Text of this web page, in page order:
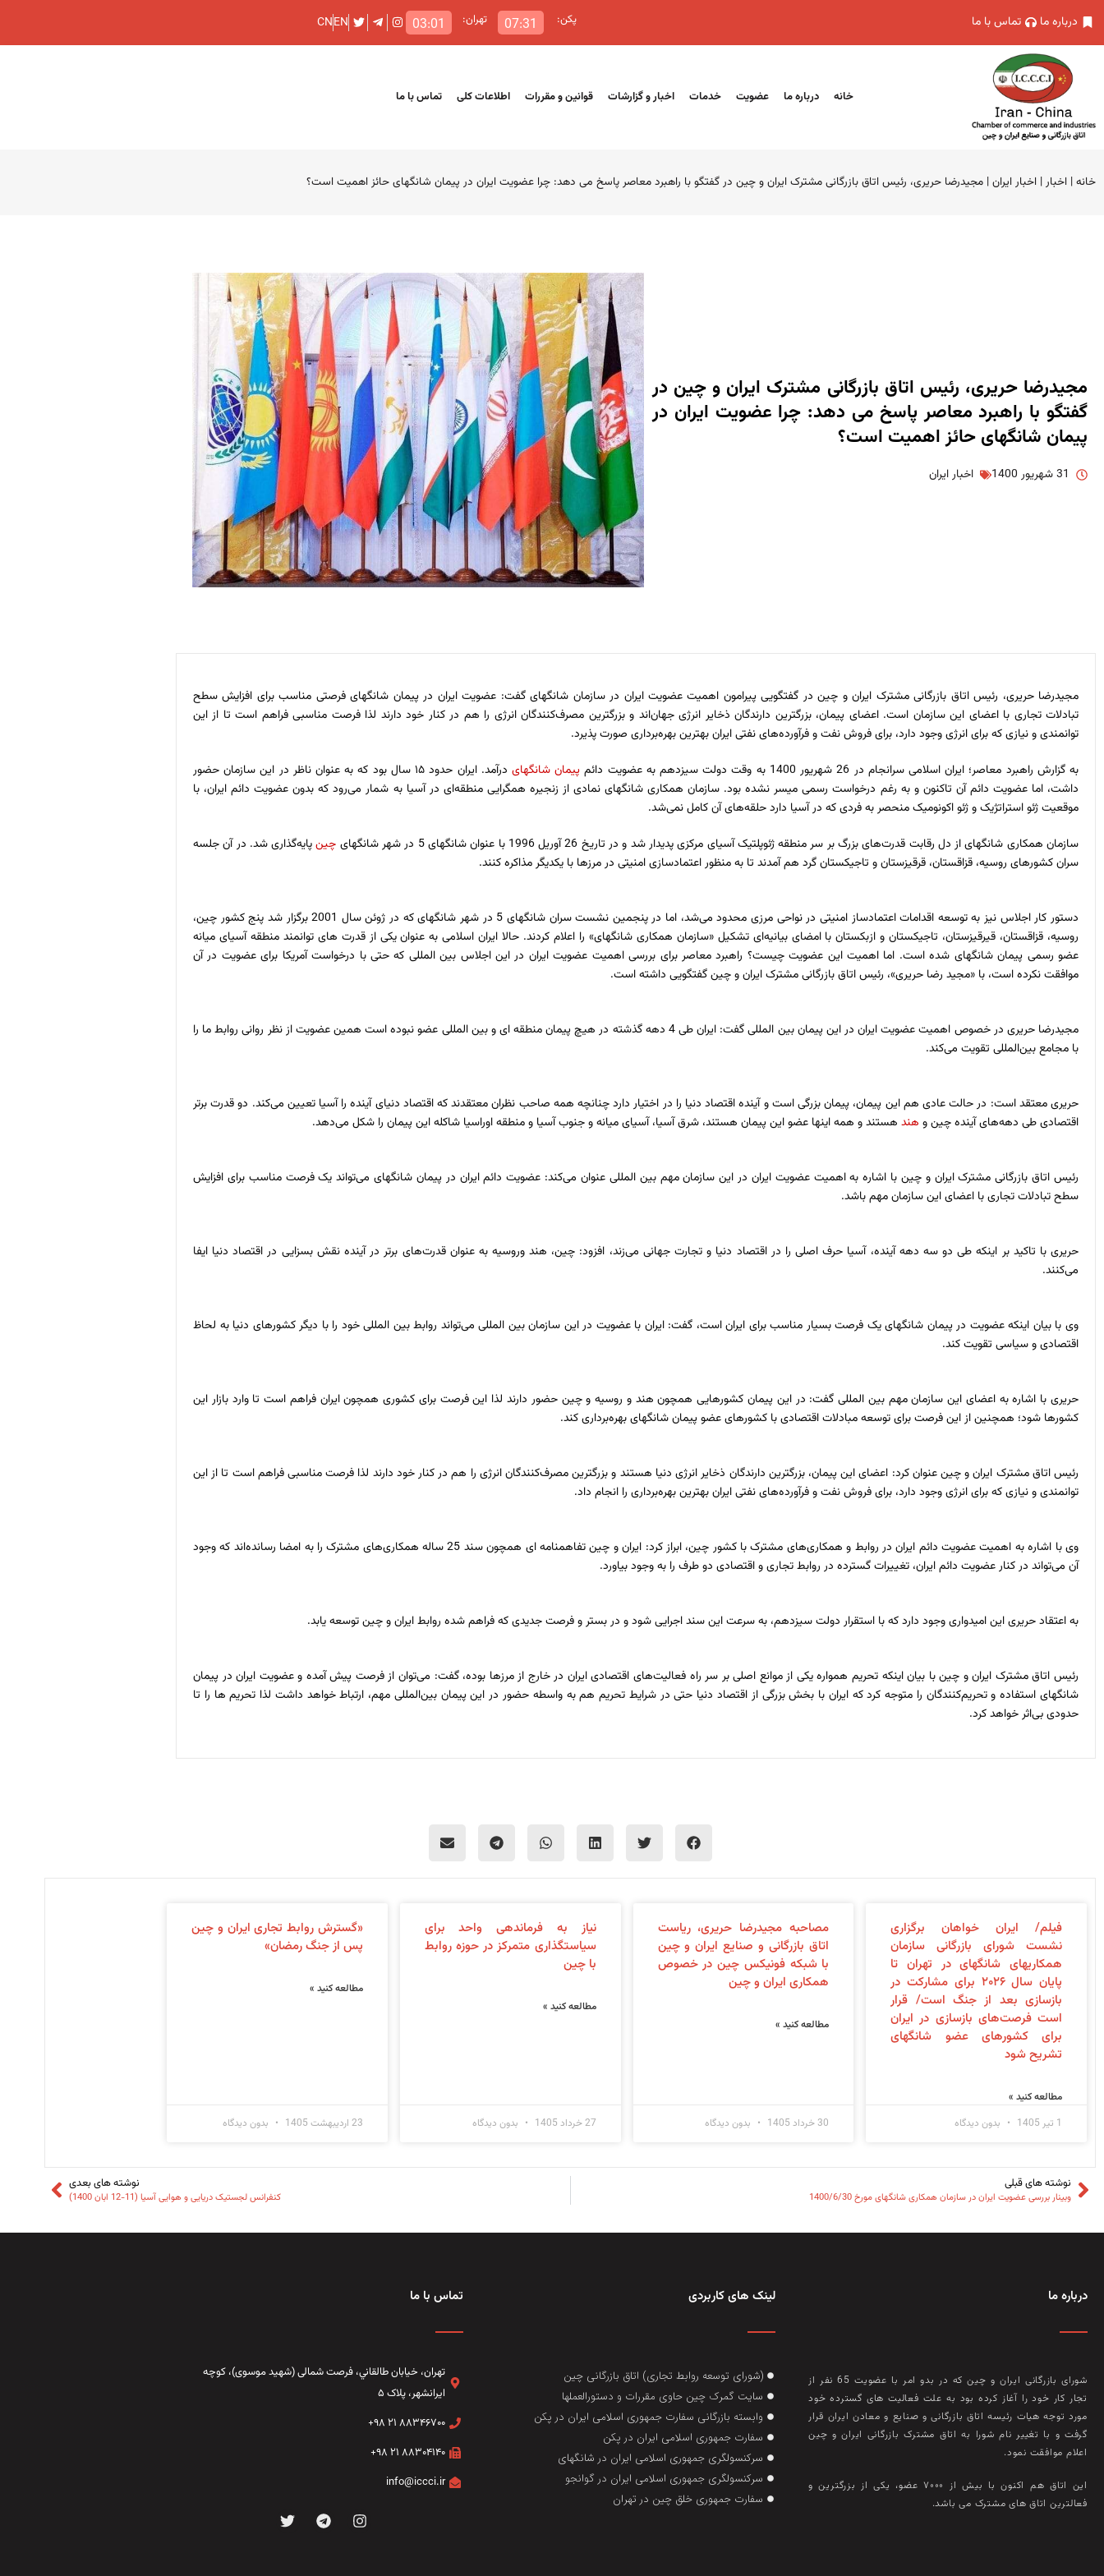
درباره ما تماس با ما پکن: 07:31 تهران: 03:01
EN
CN
خانه درباره ما عضویت خدمات اخبار و گزارشات قوانین و مقررات اطلاعات کلی تماس با ما
خانه| اخبار | اخبار ایران| مجیدرضا حریری، رئیس اتاق بازرگانی مشترک ایران و چین در گفتگو با راهبرد معاصر پاسخ می دهد: چرا عضویت ایران در پیمان شانگهای حائز اهمیت است؟
مجیدرضا حریری، رئیس اتاق بازرگانی مشترک ایران و چین در
گفتگو با راهبرد معاصر پاسخ می دهد: چرا عضویت ایران در
پیمان شانگهای حائز اهمیت است؟
31 شهریور 1400 اخبار ایران
مجیدرضا حریری، رئیس اتاق بازرگانی مشترک ایران و چین در گفتگویی پیرامون اهمیت عضویت ایران در سازمان شانگهای گفت: عضویت ایران در پیمان شانگهای فرصتی مناسب برای افزایش سطح
تبادلات تجاری با اعضای این سازمان است. اعضای پیمان، بزرگترین دارندگان ذخایر انرژی جهان‌اند و بزرگترین مصرف‌کنندگان انرژی را هم در کنار خود دارند لذا فرصت مناسبی فراهم است تا از این
توانمندی و نیازی که برای انرژی وجود دارد، برای فروش نفت و فرآورده‌های نفتی ایران بهترین بهره‌برداری صورت پذیرد.
به گزارش راهبرد معاصر؛ ایران اسلامی سرانجام در 26 شهریور 1400 به وقت دولت سیزدهم به عضویت دائم
پیمان شانگهای
درآمد. ایران حدود ۱۵ سال بود که به عنوان ناظر در این سازمان حضور
داشت، اما عضویت دائم آن تاکنون و به رغم درخواست رسمی میسر نشده بود. سازمان همکاری شانگهای نمادی از زنجیره همگرایی منطقه‌ای در آسیا به شمار می‌رود که بدون عضویت دائم ایران، با
موقعیت ژئو استراتژیک و ژئو اکونومیک منحصر به فردی که در آسیا دارد حلقه‌های آن کامل نمی‌شد.
سازمان همکاری شانگهای از دل رقابت قدرت‌های بزرگ بر سر منطقه ژئوپلتیک آسیای مرکزی پدیدار شد و در تاریخ 26 آوریل 1996 با عنوان شانگهای 5 در شهر شانگهای
چینپایه‌گذاری شد. در آن جلسه
سران کشورهای روسیه، قزاقستان، قرقیزستان و تاجیکستان گرد هم آمدند تا به منظور اعتمادسازی امنیتی در مرزها با یکدیگر مذاکره کنند.
دستور کار اجلاس نیز به توسعه اقدامات اعتمادساز امنیتی در نواحی مرزی محدود می‌شد، اما در پنجمین نشست سران شانگهای 5 در شهر شانگهای که در ژوئن سال 2001 برگزار شد پنج کشور چین،
روسیه، قزاقستان، قیرقیزستان، تاجیکستان و ازبکستان با امضای بیانیه‌ای تشکیل «سازمان همکاری شانگهای» را اعلام کردند. حالا ایران اسلامی به عنوان یکی از قدرت های توانمند منطقه آسیای میانه
عضو رسمی پیمان شانگهای شده است. اما اهمیت این عضویت چیست؟ راهبرد معاصر برای بررسی اهمیت عضویت ایران در این اجلاس بین المللی که حتی با درخواست آمریکا برای عضویت در آن
موافقت نکرده است، با «مجید رضا حریری»، رئیس اتاق بازرگانی مشترک ایران و چین گفتگویی داشته است.
مجیدرضا حریری در خصوص اهمیت عضویت ایران در این پیمان بین المللی گفت: ایران طی 4 دهه گذشته در هیچ پیمان منطقه ای و بین المللی عضو نبوده است همین عضویت از نظر روانی روابط ما را
با مجامع بین‌المللی تقویت می‌کند.
حریری معتقد است: در حالت عادی هم این پیمان، پیمان بزرگی است و آینده اقتصاد دنیا را در اختیار دارد چنانچه همه صاحب نظران معتقدند که اقتصاد دنیای آینده را آسیا تعیین می‌کند. دو قدرت برتر
اقتصادی طی دهه‌های آینده چین و هند هستند و همه اینها عضو این پیمان هستند، شرق آسیا، آسیای میانه و جنوب آسیا و منطقه اوراسیا شاکله این پیمان را شکل می‌دهد.
رئیس اتاق بازرگانی مشترک ایران و چین با اشاره به اهمیت عضویت ایران در این سازمان مهم بین المللی عنوان می‌کند: عضویت دائم ایران در پیمان شانگهای می‌تواند یک فرصت مناسب برای افزایش
سطح تبادلات تجاری با اعضای این سازمان مهم باشد.
حریری با تاکید بر اینکه طی دو سه دهه آینده، آسیا حرف اصلی را در اقتصاد دنیا و تجارت جهانی می‌زند، افزود: چین، هند وروسیه به عنوان قدرت‌های برتر در آینده نقش بسزایی در اقتصاد دنیا ایفا
می‌کنند.
وی با بیان اینکه عضویت در پیمان شانگهای یک فرصت بسیار مناسب برای ایران است، گفت: ایران با عضویت در این سازمان بین المللی می‌تواند روابط بین المللی خود را با دیگر کشورهای دنیا به لحاظ
اقتصادی و سیاسی تقویت کند.
حریری با اشاره به اعضای این سازمان مهم بین المللی گفت: در این پیمان کشورهایی همچون هند و روسیه و چین حضور دارند لذا این فرصت برای کشوری همچون ایران فراهم است تا وارد بازار این
کشورها شود؛ همچنین از این فرصت برای توسعه مبادلات اقتصادی با کشورهای عضو پیمان شانگهای بهره‌برداری کند.
رئیس اتاق مشترک ایران و چین عنوان کرد: اعضای این پیمان، بزرگترین دارندگان ذخایر انرژی دنیا هستند و بزرگترین مصرف‌کنندگان انرژی را هم در کنار خود دارند لذا فرصت مناسبی فراهم است تا از این
توانمندی و نیازی که برای انرژی وجود دارد، برای فروش نفت و فرآورده‌های نفتی ایران بهترین بهره‌برداری را انجام داد.
وی با اشاره به اهمیت عضویت دائم ایران در روابط و همکاری‌های مشترک با کشور چین، ابراز کرد: ایران و چین تفاهمنامه ای همچون سند 25 ساله همکاری‌های مشترک را به امضا رسانده‌اند که وجود
آن می‌تواند در کنار عضویت دائم ایران، تغییرات گسترده در روابط تجاری و اقتصادی دو طرف را به وجود بیاورد.
به اعتقاد حریری این امیدواری وجود دارد که با استقرار دولت سیزدهم، به سرعت این سند اجرایی شود و در بستر و فرصت جدیدی که فراهم شده روابط ایران و چین توسعه یابد.
رئیس اتاق مشترک ایران و چین با بیان اینکه تحریم همواره یکی از موانع اصلی بر سر راه فعالیت‌های اقتصادی ایران در خارج از مرزها بوده، گفت: می‌توان از فرصت پیش آمده و عضویت ایران در پیمان
شانگهای استفاده و تحریم‌کنندگان را متوجه کرد که ایران با بخش بزرگی از اقتصاد دنیا حتی در شرایط تحریم هم به واسطه حضور در این پیمان بین‌المللی مهم، ارتباط خواهد داشت لذا تحریم ها را تا
حدودی بی‌اثر خواهد کرد.
فیلم/ ایران خواهان برگزاری
نشست شورای بازرگانی سازمان
همکاری‎های شانگهای در تهران تا
پایان سال ۲۰۲۶ برای مشارکت در
بازسازی بعد از جنگ است/ قرار
است فرصت‌های بازسازی در ایران
برای کشورهای عضو شانگهای
تشریح شود
مطالعه کنید »
1 تیر 1405
بدون دیدگاه
مصاحبه مجیدرضا حریری، ریاست
اتاق بازرگانی و صنایع ایران و چین
با شبکه فونیکس چین در خصوص
همکاری ایران و چین
مطالعه کنید »
30 خرداد 1405 بدون دیدگاه
نیاز به فرماندهی واحد برای
سیاستگذاری متمرکز در حوزه روابط
با چین
مطالعه کنید »
27 خرداد 1405 بدون دیدگاه
«گسترش روابط تجاری ایران و چین
پس از جنگ رمضان»
مطالعه کنید »
23 اردیبهشت 1405 بدون دیدگاه
نوشته های قبلی
وبینار بررسی عضویت ایران در سازمان همکاری شانگهای مورخ 1400/6/30
نوشته های بعدی
کنفرانس لجستیک دریایی و هوایی آسیا (11-12 ابان 1400)
درباره ما
شورای بازرگانی ایران و چین که در بدو امر با عضويت 65 نفر از
تجار کار خود را آغاز کرده بود به علت فعاليت‌ های گسترده خود
مورد توجه هيات رئيسه اتاق بازرگانی و صنايع و معادن ايران قرار
گرفت و با تغيير نام شورا به اتاق مشترک بازرگانی ايران و چين
اعلام موافقت نمود.
این اتاق هم‌ اکنون با بيش از ۷۰۰۰ عضو، يکی از بزرگترين و
فعالترين اتاق‌ های مشترک می باشد.
لینک های کاربردی
(شورای توسعه روابط تجاری) اتاق بازرگانی چین
سایت گمرک چین حاوی مقررات و دستورالعملها
وابسته بازرگانی سفارت جمهوری اسلامی ایران در پکن
سفارت جمهوری اسلامی ایران در پکن
سرکنسولگری جمهوری اسلامی ایران در شانگهای
سرکنسولگری جمهوری اسلامی ایران در گوانجو
سفارت جمهوری خلق چین در تهران
تماس با ما
تهران، خيابان طالقاني،‌ فرصت شمالی (شهید موسوی)، کوچه
ایرانشهر، پلاک ۵
۸۸۳۴۶۷۰۰ ۲۱ ۹۸+
۸۸۳۰۴۱۴۰ ۲۱ ۹۸+
info@iccci.ir